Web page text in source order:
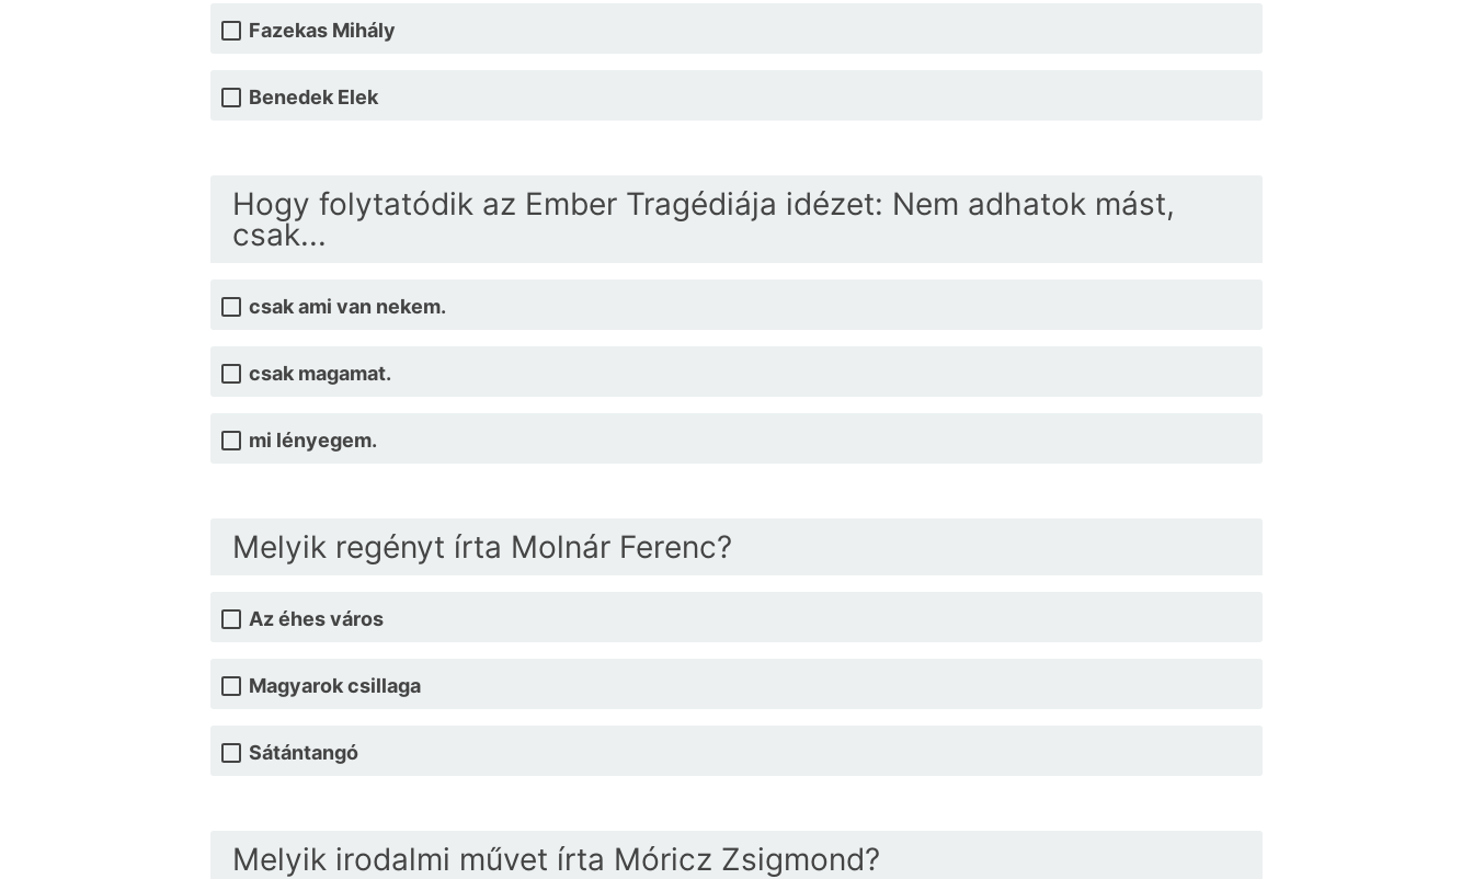
Fazekas Mihály
Benedek Elek
Hogy folytatódik az Ember Tragédiája idézet: Nem adhatok mást,
csak...
csak ami van nekem.
csak magamat.
mi lényegem.
Melyik regényt írta Molnár Ferenc?
Az éhes város
Magyarok csillaga
Sátántangó
Melyik irodalmi művet írta Móricz Zsigmond?